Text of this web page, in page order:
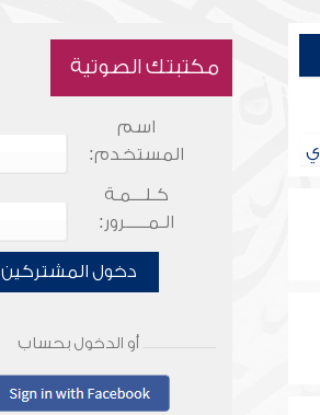
ي
مكتبتك الصوتية
اسم
المستخدم:
كـلـــمـة
الـمـــــرور:
دخول المشتركين
أو الدخول بحساب